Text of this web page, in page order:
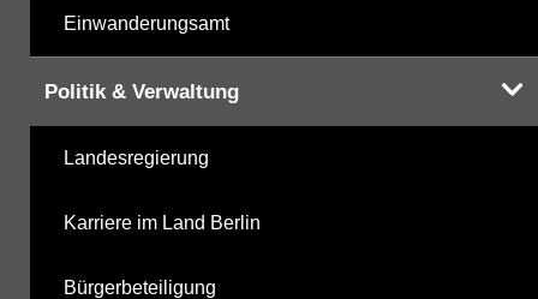
Einwanderungsamt
Politik & Verwaltung
Landesregierung
Karriere im Land Berlin
Bürgerbeteiligung